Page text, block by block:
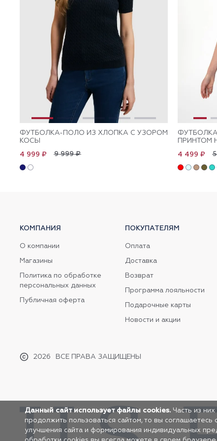
ФУТБОЛКА-ПОЛО ИЗ ХЛОПКА С УЗОРОМ
КОСЫ
9 999 ₽
4 999 ₽
ПРИНТОМ
4 499 ₽
КОМПАНИЯ
О компании
Магазины
Политика по обработке
персональных данных
Публичная оферта
2026 ВСЕ ПРАВА ЗАЩИЩЕНЫ
ПОКУПАТЕЛЯМ
Оплата
Доставка
Возврат
Программа лояльности
Подарочные карты
Новости и акции
Данный сайт использует файлы cookies. Часть из
продолжить пользоваться сайтом, то вы
улучшения сайта и формирования индивидуальных